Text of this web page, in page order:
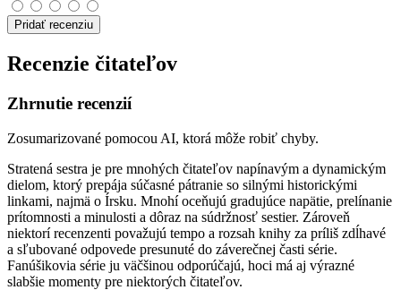
Pridať recenziu
Recenzie čitateľov
Zhrnutie recenzií
Zosumarizované pomocou AI, ktorá môže robiť chyby.
Stratená sestra je pre mnohých čitateľov napínavým a dynamickým
dielom, ktorý prepája súčasné pátranie so silnými historickými
linkami, najmä o Írsku. Mnohí oceňujú gradujúce napätie, prelínanie
prítomnosti a minulosti a dôraz na súdržnosť sestier. Zároveň
niektorí recenzenti považujú tempo a rozsah knihy za príliš zdĺhavé
a sľubované odpovede presunuté do záverečnej časti série.
Fanúšikovia série ju väčšinou odporúčajú, hoci má aj výrazné
slabšie momenty pre niektorých čitateľov.